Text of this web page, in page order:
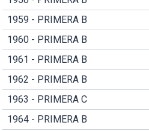
1959 - PRIMERA B
1960 - PRIMERA B
1961 - PRIMERA B
1962 - PRIMERA B
1963 - PRIMERA C
1964 - PRIMERA B